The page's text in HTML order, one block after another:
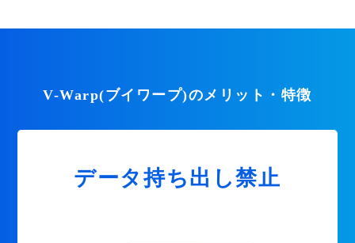
V-Warp(ブイワープ)のメリット・特徴
データ持ち出し禁止